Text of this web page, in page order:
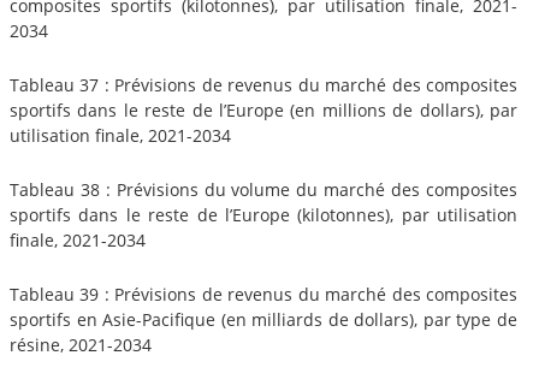
composites sportifs (kilotonnes), par utilisation finale, 2021-
2034
Tableau 37 : Prévisions de revenus du marché des composites
sportifs dans le reste de l’Europe (en millions de dollars), par
utilisation finale, 2021-2034
Tableau 38 : Prévisions du volume du marché des composites
sportifs dans le reste de l’Europe (kilotonnes), par utilisation
finale, 2021-2034
Tableau 39 : Prévisions de revenus du marché des composites
sportifs en Asie-Pacifique (en milliards de dollars), par type de
résine, 2021-2034